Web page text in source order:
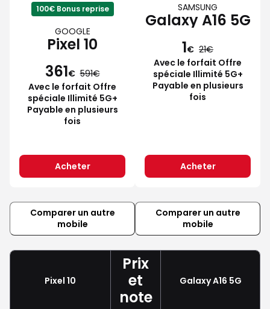
100€ Bonus reprise
GOOGLE
Pixel 10
361€ 591
Avec le forfait Offre
spéciale Illimité 5G+
Payable en plusieurs
fois
Acheter
SAMSUNG
Galaxy A16 5G
1€ 21
Avec le forfait Offre
spéciale Illimité 5G+
Payable en plusieurs
fois
Acheter
Comparer un autre
mobile
Comparer un autre
mobile
Pixel 10
Prix
et
note
Galaxy A16 5G